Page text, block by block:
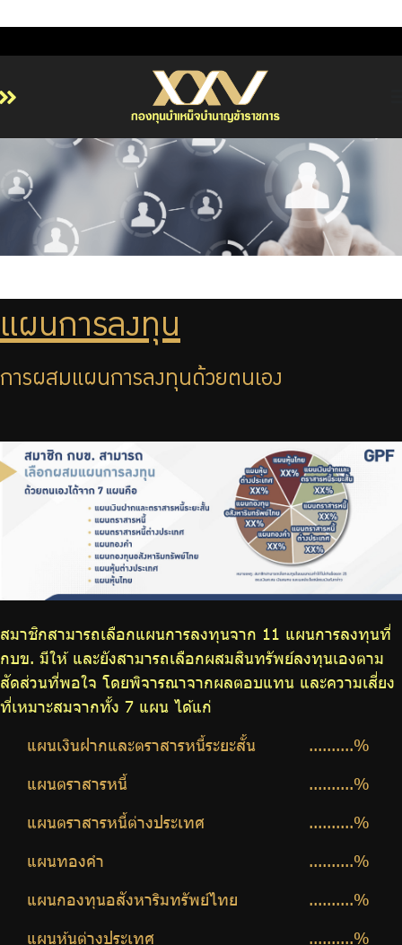
หน้าหลัก
เกี่ยวกับ กบข.
บริการสมาชิก
ลงทุน
รายงานผลการดำเนินงาน
ข่าวสารและกิจกรรม
ร่วมงานกับเรา
แผนการลงทุน
การผสมแผนการลงทุนด้วยตนเอง
สมาชิกสามารถเลือกแผนการลงทุนจาก 11 แผนการลงทุนที่
กบข. มีให้ และยังสามารถเลือกผสมสินทรัพย์ลงทุนเองตาม
สัดส่วนที่พอใจ โดยพิจารณาจากผลตอบแทน และความเสี่ยง
ที่เหมาะสมจากทั้ง 7 แผน ได้แก่
แผนเงินฝากและตราสารหนี้ระยะสั้น
แผนตราสารหนี้
แผนตราสารหนี้ต่างประเทศ
แผนทองคำ
แผนกองทุนอสังหาริมทรัพย์ไทย
แผนหุ้นต่างประเทศ
..........%
..........%
..........%
..........%
..........%
..........%